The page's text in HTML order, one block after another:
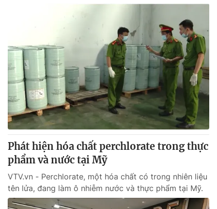
Phát hiện hóa chất perchlorate trong thực
phẩm và nước tại Mỹ
VTV.vn - Perchlorate, một hóa chất có trong nhiên liệu
tên lửa, đang làm ô nhiễm nước và thực phẩm tại Mỹ.